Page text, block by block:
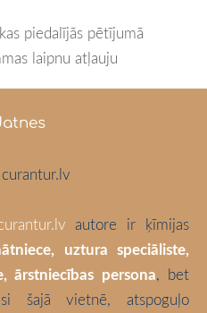
piedalījās pētījumā
laipnu atļauju
autore ir ķīmijas
uztura speciāliste,
ārstniecības persona, bet
šajā vietnē, atspoguļo